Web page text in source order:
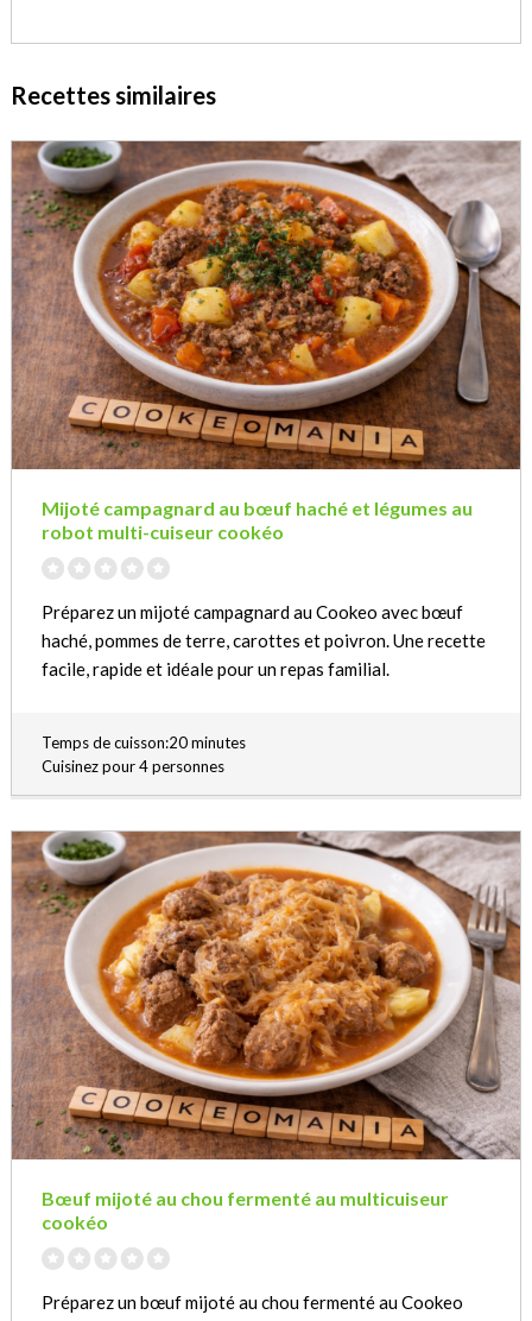
Recettes similaires
Mijoté campagnard au bœuf haché et légumes au
robot multi-cuiseur cookéo
Préparez un mijoté campagnard au Cookeo avec bœuf
haché, pommes de terre, carottes et poivron. Une recette
facile, rapide et idéale pour un repas familial.
Temps de cuisson:20 minutes
Cuisinez pour 4 personnes
Bœuf mijoté au chou fermenté au multicuiseur
cookéo
Préparez un bœuf mijoté au chou fermenté au Cookeo